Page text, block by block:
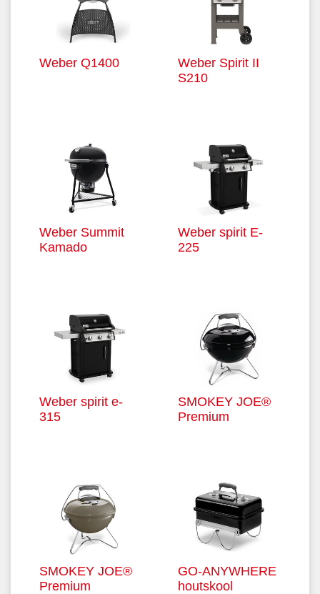
Weber Q1400
Weber Spirit II
S210
Weber Summit
Kamado
Weber spirit E-
225
Weber spirit e-
315
SMOKEY JOE®
Premium
SMOKEY JOE®
Premium
GO-ANYWHERE
houtskool